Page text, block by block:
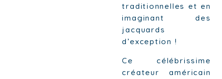
traditionnelles et en
imaginant des
jacquards
d’exception !
Ce célébrissime
créateur américain